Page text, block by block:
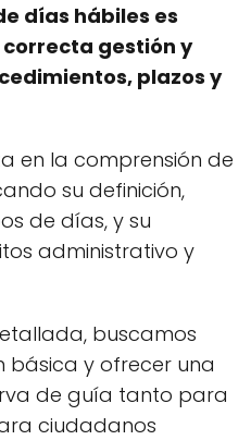
días hábiles es
gestión y
plazos y
en la comprensión de
su definición,
de días, y su
administrativo y
buscamos
básica y ofrecer una
de guía tanto para
ciudadanos